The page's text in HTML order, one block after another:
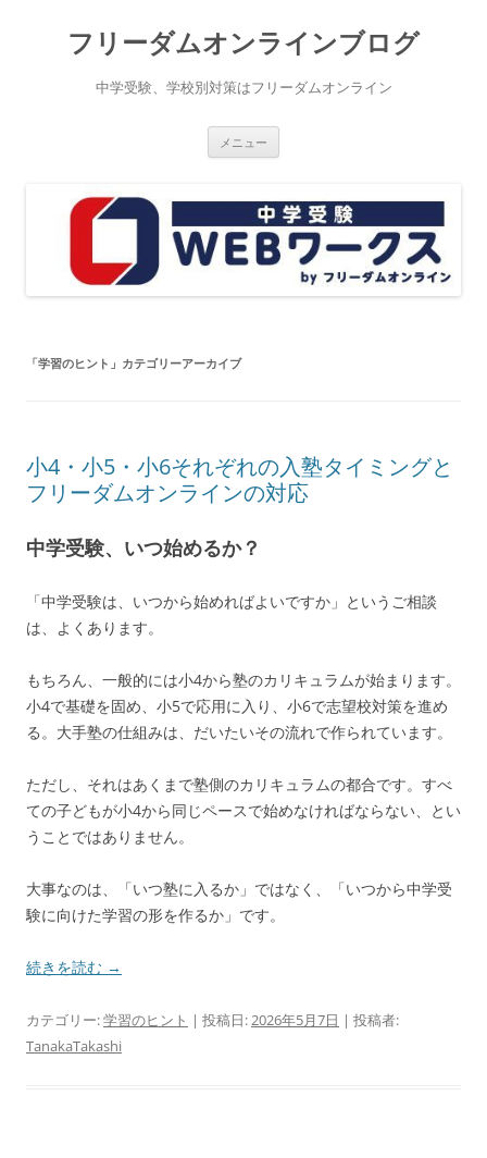
フリーダムオンラインブログ
中学受験、学校別対策はフリーダムオンライン
メニュー
「学習のヒント 」カテゴリーアーカイブ
小4・小5・小6それぞれの入塾タイミングと
フリーダムオンラインの対応
中学受験、いつ始めるか？
「中学受験は、いつから始めればよいですか」というご相談
は、よくあります。
もちろん、一般的には小4から塾のカリキュラムが始まります。
小4で基礎を固め、小5で応用に入り、小6で志望校対策を進め
る。大手塾の仕組みは、だいたいその流れで作られています。
ただし、それはあくまで塾側のカリキュラムの都合です。すべ
ての子どもが小4から同じペースで始めなければならない、とい
うことではありません。
大事なのは、「いつ塾に入るか」ではなく、「いつから中学受
験に向けた学習の形を作るか」です。
続きを読む →
カテゴリー:学習のヒント | 投稿日:2026年5月7日 | 投稿者:
TanakaTakashi